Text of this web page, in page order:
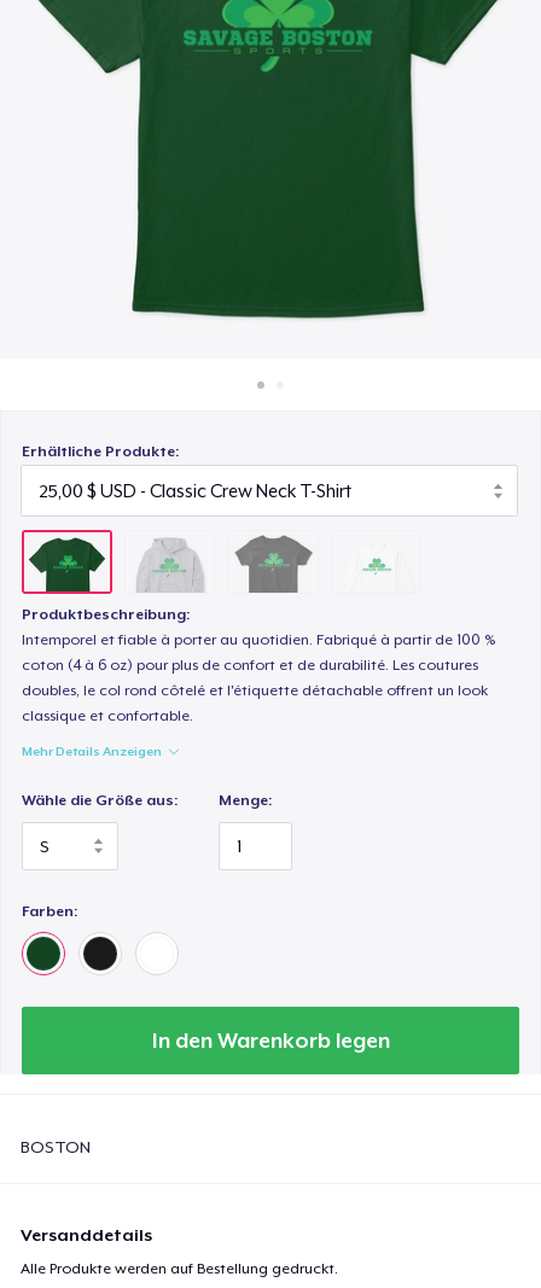
Überall verkaufen
Erhältliche Produkte:
Produktbeschreibung:
Intemporel et fiable à porter au quotidien. Fabriqué à partir de 100 %
coton (4 à 6 oz) pour plus de confort et de durabilité. Les coutures
doubles, le col rond côtelé et l'étiquette détachable offrent un look
classique et confortable.
Mehr Details Anzeigen
Wähle die Größe aus: Menge:
Farben:
In den Warenkorb legen
BOSTON
Versanddetails
Alle Produkte werden auf Bestellung gedruckt.
Women's Classic Tee